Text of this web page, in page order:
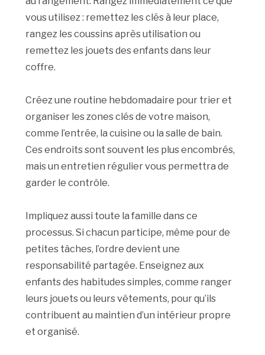
vous utilisez : remettez les clés à leur place,
rangez les coussins après utilisation ou
remettez les jouets des enfants dans leur
coffre.
Créez une routine hebdomadaire pour trier et
organiser les zones clés de votre maison,
comme l’entrée, la cuisine ou la salle de bain.
Ces endroits sont souvent les plus encombrés,
mais un entretien régulier vous permettra de
garder le contrôle.
Impliquez aussi toute la famille dans ce
processus. Si chacun participe, même pour de
petites tâches, l’ordre devient une
responsabilité partagée. Enseignez aux
enfants des habitudes simples, comme ranger
leurs jouets ou leurs vêtements, pour qu’ils
contribuent au maintien d’un intérieur propre
et organisé.